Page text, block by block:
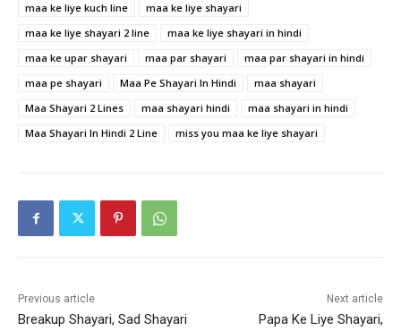
maa ke liye kuch line
maa ke liye shayari
maa ke liye shayari 2 line
maa ke liye shayari in hindi
maa ke upar shayari
maa par shayari
maa par shayari in hindi
maa pe shayari
Maa Pe Shayari In Hindi
maa shayari
Maa Shayari 2 Lines
maa shayari hindi
maa shayari in hindi
Maa Shayari In Hindi 2 Line
miss you maa ke liye shayari
Previous article
Breakup Shayari, Sad Shayari
Next article
Papa Ke Liye Shayari,